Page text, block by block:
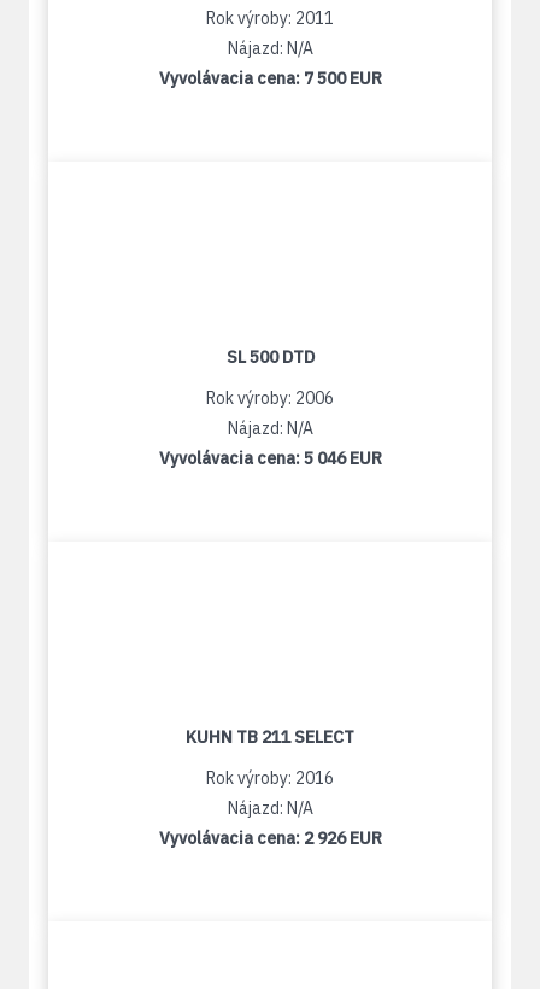
Rok výroby: 2011
Nájazd: N/A
Vyvolávacia cena: 7 500 EUR
SL 500 DTD
Rok výroby: 2006
Nájazd: N/A
Vyvolávacia cena:5 046 EUR
KUHN TB 211 SELECT
Rok výroby: 2016
Nájazd: N/A
Vyvolávacia cena: 2 926 EUR